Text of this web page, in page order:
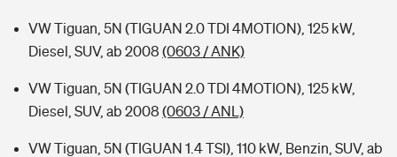
VW Tiguan, 5N (TIGUAN 2.0 TDI 4MOTION), 125 kW,
Diesel, SUV, ab 2008 (0603 / ANK)
VW Tiguan, 5N (TIGUAN 2.0 TDI 4MOTION), 125 kW,
Diesel, SUV, ab 2008 (0603 / ANL)
VW Tiguan, 5N (TIGUAN 1.4 TSI), 110 kW, Benzin, SUV, ab